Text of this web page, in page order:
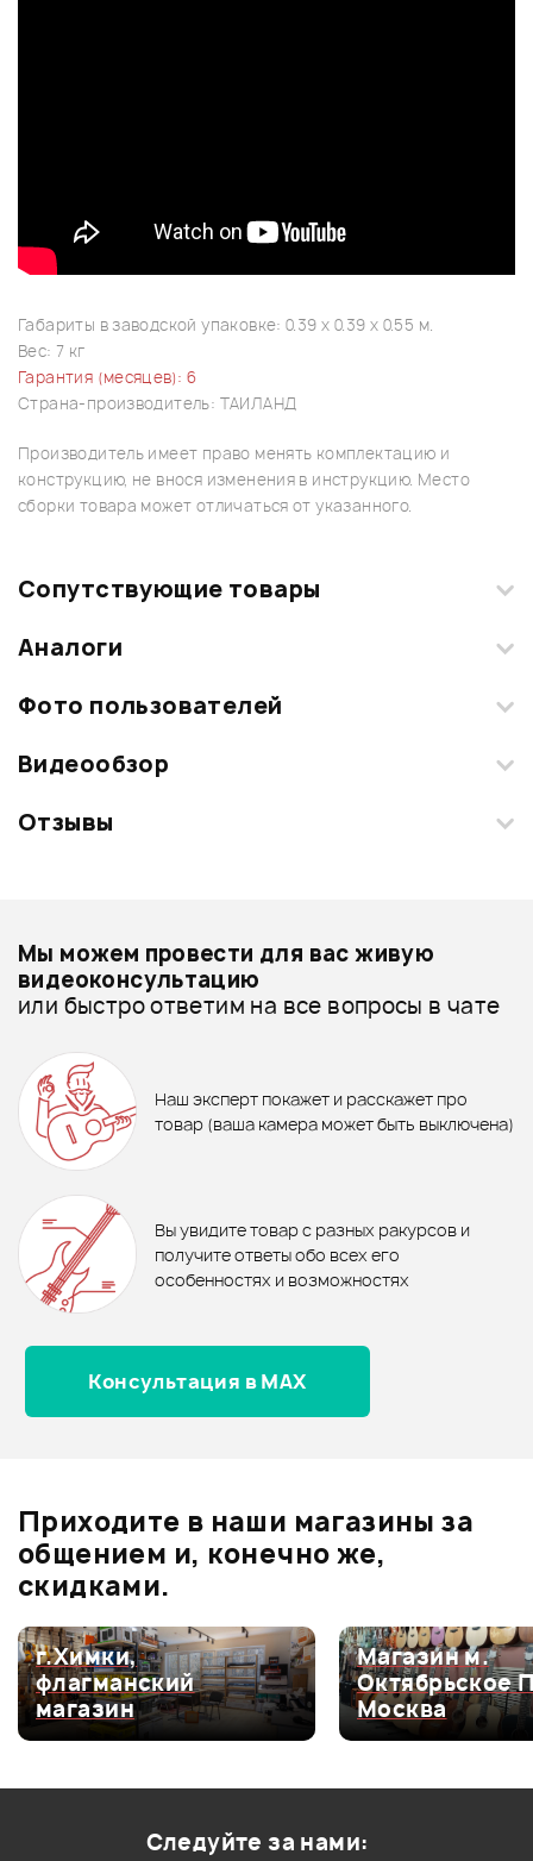
Габариты в заводской упаковке: 0.39 x 0.39 x 0.55 м.
Вес: 7 кг
Гарантия (месяцев): 6
Страна-производитель: ТАИЛАНД
Производитель имеет право менять комплектацию и
конструкцию, не внося изменения в инструкцию. Место
сборки товара может отличаться от указанного.
Сопутствующие товары
ТАМБУРИН PEARL PTM-10SH
Ожидается
КОВБЕЛЛ PEARL PCB-4
Аналоги
20 380 ₽
КАХОН PEARL PFB-300
В корзину
Фото пользователей
Загрузите свои фотографии купленного товара и получите
Видеообзор
Товары из видео
МИКРОФОННАЯ
ПОДВЕС SE
Отзывы
Отзывы
0.0
Оценка5
Оценка4
Оценка1
Кахон - дешевле
Кахон - дороже
Кахон - новинки
Мой отзыв о товаре
Ваша оценка:
Впечатления о товаре:
Мы можем провести для вас живую
видеоконсультацию
или быстро ответим на все вопросы в чате
Наш эксперт покажет и расскажет про
товар (ваша камера может быть выключена)
Вы увидите товар с разных ракурсов и
получите ответы обо всех его
особенностях и возможностях
Консультация в MAX
Приходите в наши магазины за
общением и, конечно же,
скидками.
г.Химки,
флагманский
магазин
Магазин м.
Октябрьское
Москва
Следуйте за нами: